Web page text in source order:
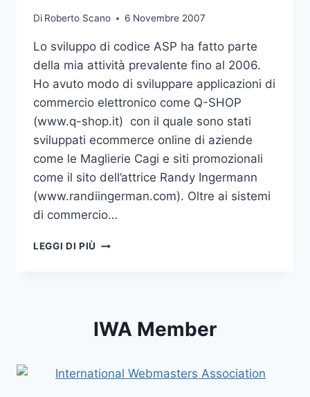
Di Roberto Scano 6 Novembre 2007
Lo sviluppo di codice ASP ha fatto parte
della mia attività prevalente fino al 2006.
Ho avuto modo di sviluppare applicazioni di
commercio elettronico come Q-SHOP
(www.q-shop.it) con il quale sono stati
sviluppati ecommerce online di aziende
come le Maglierie Cagi e siti promozionali
come il sito dell’attrice Randy Ingermann
(www.randiingerman.com). Oltre ai sistemi
di commercio…
LEGGI DI PIÙ SVILUPPO
IWA Member